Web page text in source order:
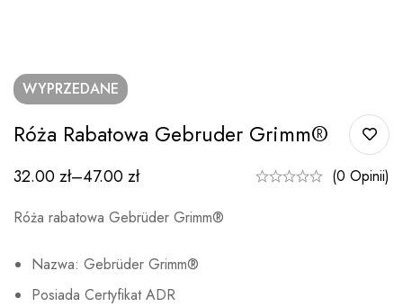
WYPRZEDANE
Róża Rabatowa Gebruder Grimm®
32.00zł–47.00zł
(0 Opinii)
Róża rabatowa Gebrüder Grimm®
Nazwa: Gebrüder Grimm®
Posiada Certyfikat ADR